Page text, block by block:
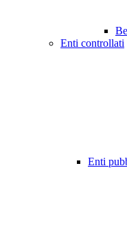
Enti controllati
Enti